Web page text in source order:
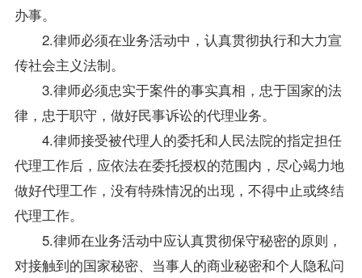
办事。
2.律师必须在业务活动中，认真贯彻执行和大力宣
传社会主义法制。
3.律师必须忠实于案件的事实真相，忠于国家的法
律，忠于职守，做好民事诉讼的代理业务。
4.律师接受被代理人的委托和人民法院的指定担任
代理工作后，应依法在委托授权的范围内，尽心竭力地
做好代理工作，没有特殊情况的出现，不得中止或终结
代理工作。
5.律师在业务活动中应认真贯彻保守秘密的原则，
对接触到的国家秘密、当事人的商业秘密和个人隐私问